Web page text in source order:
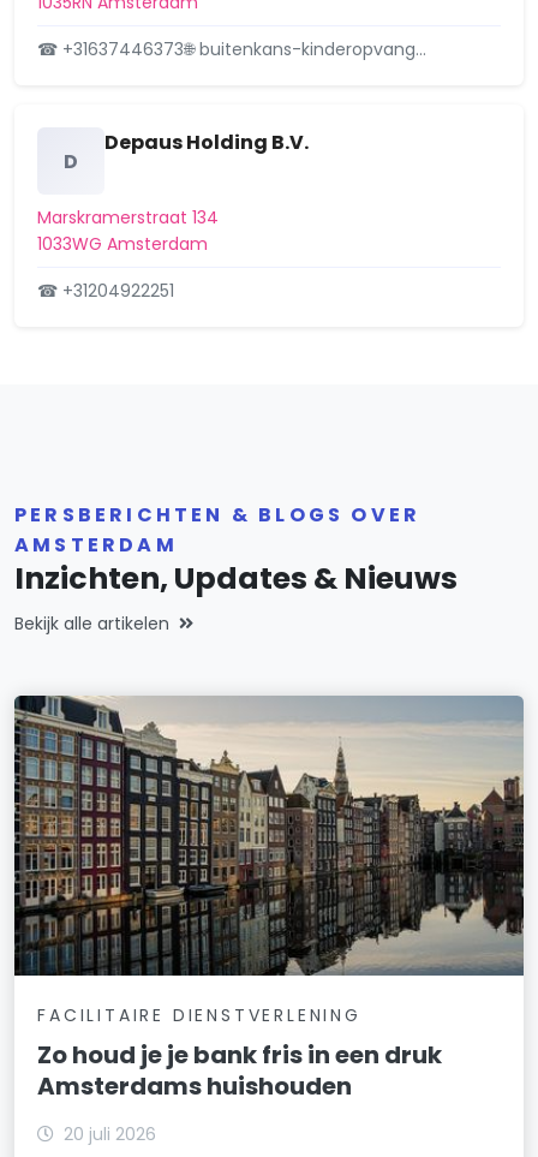
Hoofddorppleinbuurt
Hoofdweg e.o.
IJburg-Oost
IJburg-West
Jordaan
Kadoelen
K-buurt
Lutkemeer/Ookmeer
Middenmeer
Museumkwartier
Nellestein
Nieuwendammerdijk/Buiksloterdijk
Nieuwe Pijp
Nieuwmarkt/Lastage
Noordelijke IJ-oevers-Oost
Noordelijke IJ-oevers-West
☎ +31637446373🌐 buitenkans-kinderopvang…
D
Depaus Holding B.V.
Marskramerstraat 134
1033WG Amsterdam
☎ +31204922251
PERSBERICHTEN & BLOGS OVER
AMSTERDAM
Inzichten, Updates & Nieuws
Bekijk alle artikelen
FACILITAIRE DIENSTVERLENING
Zo houd je je bank fris in een druk
Amsterdams huishouden
20 juli 2026